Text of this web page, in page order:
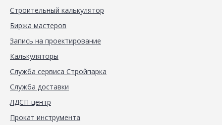
Строительный калькулятор
Биржа мастеров
Запись на проектирование
Калькуляторы
Служба сервиса Стройпарка
Служба доставки
ЛДСП-центр
Прокат инструмента